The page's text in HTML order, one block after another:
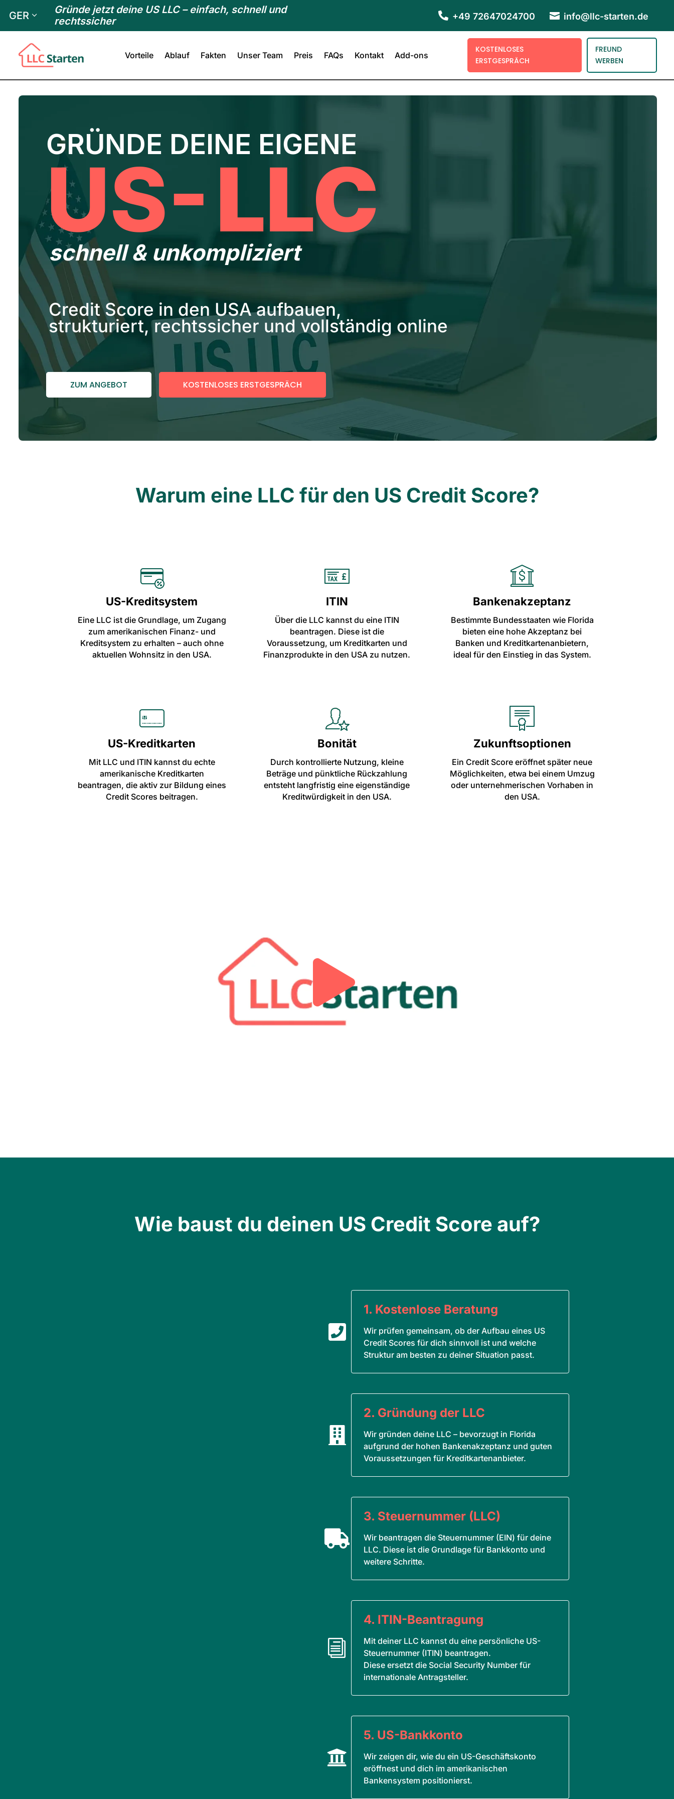
GER
Gründe jetzt deine US LLC – einfach, schnell und
rechtssicher
 +49 72647024700  info@llc-starten.de
Vorteile Ablauf Fakten Unser Team Preis FAQs Kontakt Add-ons
KOSTENLOSES
ERSTGESPRÄCH
FREUND
WERBEN
GRÜNDE DEINE EIGENE
US-LLC
schnell & unkompliziert
Credit Score in den USA aufbauen,
strukturiert, rechtssicher und vollständig online
ZUM ANGEBOT KOSTENLOSES ERSTGESPRÄCH
Warum eine LLC für den US Credit Score?
US-Kreditsystem
Eine LLC ist die Grundlage, um Zugang
zum amerikanischen Finanz- und
Kreditsystem zu erhalten – auch ohne
aktuellen Wohnsitz in den USA.
ITIN
Über die LLC kannst du eine ITIN
beantragen. Diese ist die
Voraussetzung, um Kreditkarten und
Finanzprodukte in den USA zu nutzen.
Bankenakzeptanz
Bestimmte Bundesstaaten wie Florida
bieten eine hohe Akzeptanz bei
Banken und Kreditkartenanbietern,
ideal für den Einstieg in das System.
US-Kreditkarten
Mit LLC und ITIN kannst du echte
amerikanische Kreditkarten
beantragen, die aktiv zur Bildung eines
Credit Scores beitragen.
Bonität
Durch kontrollierte Nutzung, kleine
Beträge und pünktliche Rückzahlung
entsteht langfristig eine eigenständige
Kreditwürdigkeit in den USA.
Zukunftsoptionen
Ein Credit Score eröffnet später neue
Möglichkeiten, etwa bei einem Umzug
oder unternehmerischen Vorhaben in
den USA.
Wie baust du deinen US Credit Score auf?

1. Kostenlose Beratung
Wir prüfen gemeinsam, ob der Aufbau eines US
Credit Scores für dich sinnvoll ist und welche
Struktur am besten zu deiner Situation passt.
5

2. Gründung der LLC
Wir gründen deine LLC – bevorzugt in Florida
aufgrund der hohen Bankenakzeptanz und guten
Voraussetzungen für Kreditkartenanbieter.
5

3. Steuernummer (LLC)
Wir beantragen die Steuernummer (EIN) für deine
LLC. Diese ist die Grundlage für Bankkonto und
weitere Schritte.
5
i
4. ITIN-Beantragung
Mit deiner LLC kannst du eine persönliche US-
Steuernummer (ITIN) beantragen.
Diese ersetzt die Social Security Number für
internationale Antragsteller.
5

5. US-Bankkonto
Wir zeigen dir, wie du ein US-Geschäftskonto
eröffnest und dich im amerikanischen
Bankensystem positionierst.
5